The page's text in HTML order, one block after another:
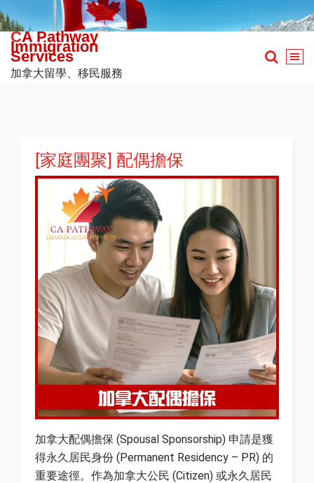
Skip
to
content
CA Pathway
Immigration
Services
加拿大留學、移民服務
[家庭團聚] 配偶擔保
加拿大配偶擔保 (Spousal Sponsorship) 申請是獲
得永久居民身份 (Permanent Residency – PR) 的
重要途徑。作為加拿大公民 (Citizen) 或永久居民